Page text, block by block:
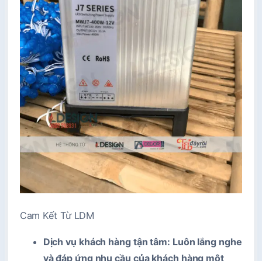
Cam Kết Từ LDM
Dịch vụ khách hàng tận tâm: Luôn lắng nghe
và đáp ứng nhu cầu của khách hàng một